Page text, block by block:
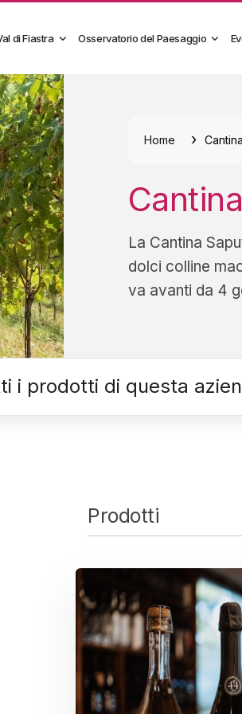
di Fiastra Osservatorio del Paesaggio
Home
La Cantina
dolci colline
va avanti da 4
i prodotti di questa
Prodotti